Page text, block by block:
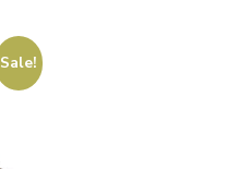
Sale!